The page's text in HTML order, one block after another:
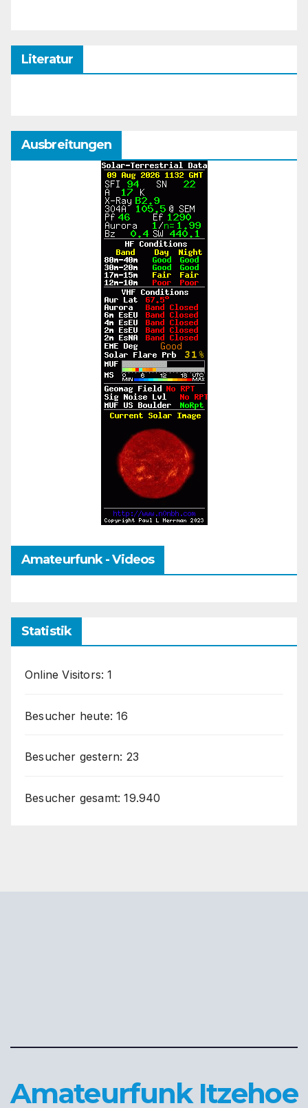
Literatur
Ausbreitungen
Amateurfunk - Videos
Statistik
Online Visitors:1
Besucher heute:16
Besucher gestern: 23
Besucher gesamt:19.940
Amateurfunk Itzehoe